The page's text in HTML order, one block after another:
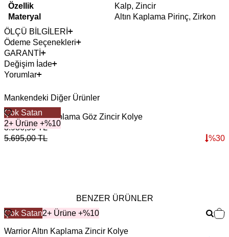
Özellik
Kalp, Zincir
Materyal
Altın Kaplama Pirinç, Zirkon
ÖLÇÜ BİLGİLERİ
Ödeme Seçenekleri
GARANTİ
Değişim İade
Yorumlar
Mankendeki Diğer Ürünler
Çok Satan
2+ Ürüne +%10
Gizmo Altın Kaplama Göz Zincir Kolye
3.986,50TL
5.695,00TL %30
BENZER ÜRÜNLER
Çok Satan2+ Ürüne +%10
Warrior Altın Kaplama Zincir Kolye